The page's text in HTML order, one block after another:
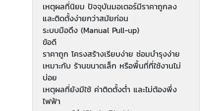
เหตุผลที่นิยม ปัจจุบันมอเตอร์มีราคาถูกลง
และติดตั้งง่ายกว่าสมัยก่อน
ระบบมือดึง (Manual Pull-up)
ข้อดี
ราคาถูก โครงสร้างเรียบง่าย ซ่อมบำรุงง่าย
เหมาะกับ ร้านขนาดเล็ก หรือพื้นที่ที่ใช้งานไม่
บ่อย
เหตุผลที่ยังมีใช้ ค่าติดตั้งต่ำ และไม่ต้องพึ่ง
ไฟฟ้า